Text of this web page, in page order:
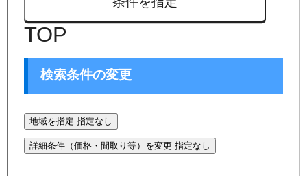
TOP
検索条件の変更
地域を指定 指定なし
詳細条件（価格・間取り等）を変更 指定なし